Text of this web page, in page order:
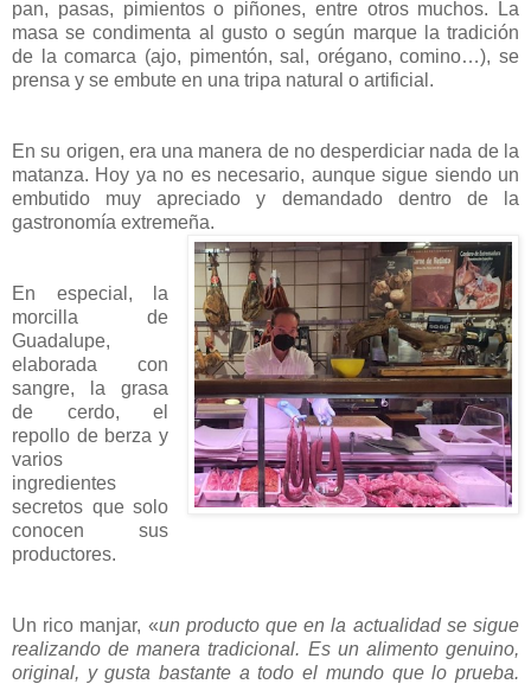
pan, pasas, pimientos o piñones, entre otros muchos. La
masa se condimenta al gusto o según marque la tradición
de la comarca (ajo, pimentón, sal, orégano, comino…), se
prensa y se embute en una tripa natural o artificial.
En su origen, era una manera de no desperdiciar nada de la
matanza. Hoy ya no es necesario, aunque sigue siendo un
embutido muy apreciado y demandado dentro de la
gastronomía extremeña.
En especial, la
morcilla de
Guadalupe,
elaborada con
sangre, la grasa
de cerdo, el
repollo de berza y
varios
ingredientes
secretos que solo
conocen sus
productores.
Un rico manjar, «un producto que en la actualidad se sigue
realizando de manera tradicional. Es un alimento genuino,
original, y gusta bastante a todo el mundo que lo prueba.